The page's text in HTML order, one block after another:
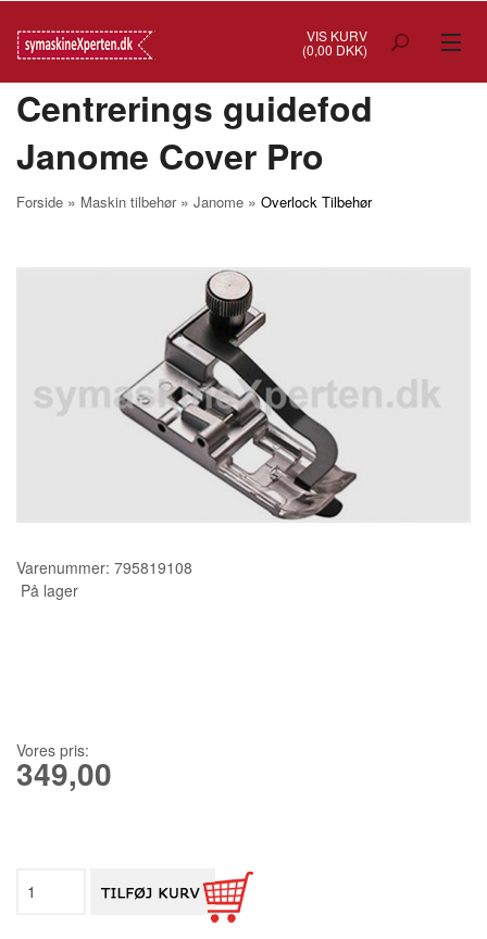
VIS KURV
(0,00 DKK)
TILBUD
SYMASKINER
BRUGTE/DEMO
MASKIN TILBEHØR
KURSER
SCANNCUT
Centrerings guidefod
Janome Cover Pro
Forside » Maskin tilbehør» Janome » Overlock Tilbehør
Varenummer: 795819108
På lager
Vores pris:
349,00